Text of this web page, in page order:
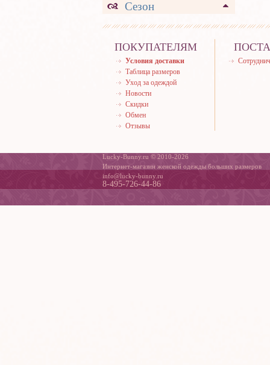
Сезон
ПОКУПАТЕЛЯМ
Условия доставки
Таблица размеров
Уход за одеждой
Новости
Скидки
Обмен
Отзывы
Lucky-Bunny.ru © 2010-2026
Интернет-магазин женской одежды больших размеров
info@lucky-bunny.ru
8-495-726-44-86